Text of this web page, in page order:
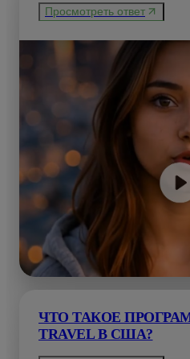
Просмотреть ответ
ЧТО ТАКОЕ
TRAVEL В США?